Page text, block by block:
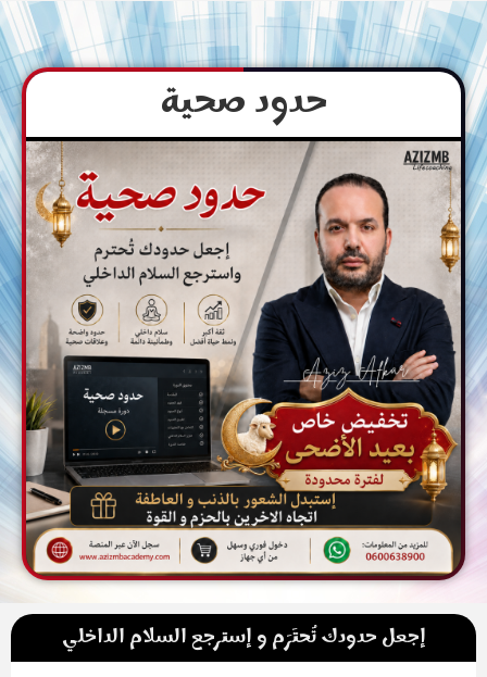
حدود صحية
إجعل حدودك تُحتَرَم و إسترجع السلام الداخلي